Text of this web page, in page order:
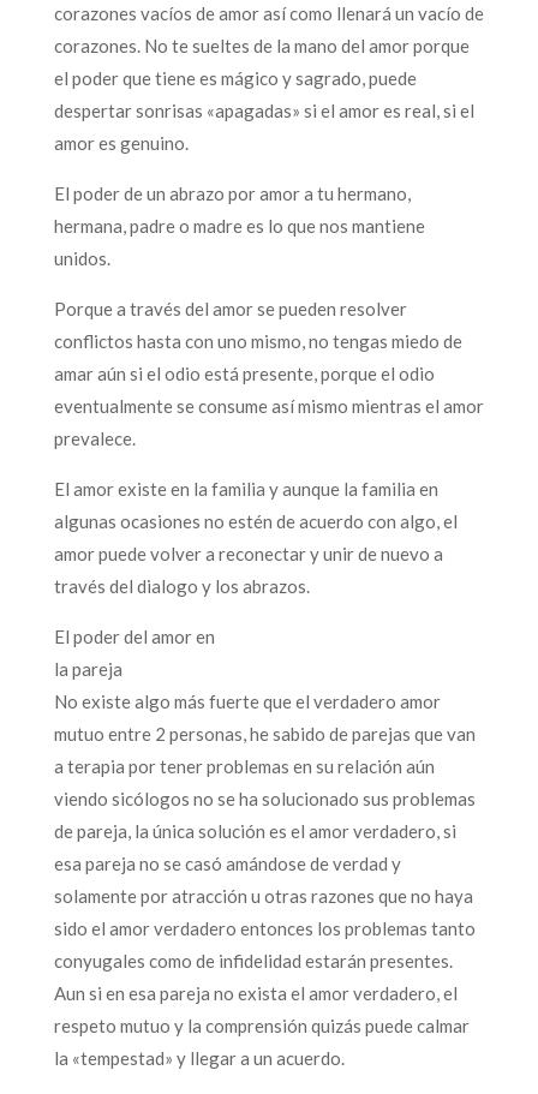
corazones vacíos de amor así como llenará un vacío de
corazones. No te sueltes de la mano del amor porque
el poder que tiene es mágico y sagrado, puede
despertar sonrisas «apagadas» si el amor es real, si el
amor es genuino.
El poder de un abrazo por amor a tu hermano,
hermana, padre o madre es lo que nos mantiene
unidos.
Porque a través del amor se pueden resolver
conflictos hasta con uno mismo, no tengas miedo de
amar aún si el odio está presente, porque el odio
eventualmente se consume así mismo mientras el amor
prevalece.
El amor existe en la familia y aunque la familia en
algunas ocasiones no estén de acuerdo con algo, el
amor puede volver a reconectar y unir de nuevo a
través del dialogo y los abrazos.
El poder del amor en
la pareja
No existe algo más fuerte que el verdadero amor
mutuo entre 2 personas, he sabido de parejas que van
a terapia por tener problemas en su relación aún
viendo sicólogos no se ha solucionado sus problemas
de pareja, la única solución es el amor verdadero, si
esa pareja no se casó amándose de verdad y
solamente por atracción u otras razones que no haya
sido el amor verdadero entonces los problemas tanto
conyugales como de infidelidad estarán presentes.
Aun si en esa pareja no exista el amor verdadero, el
respeto mutuo y la comprensión quizás puede calmar
la «tempestad» y llegar a un acuerdo.